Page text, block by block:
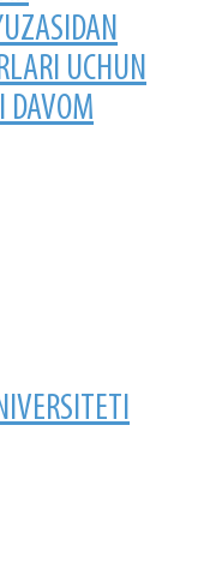
UCHUN
DAVOM